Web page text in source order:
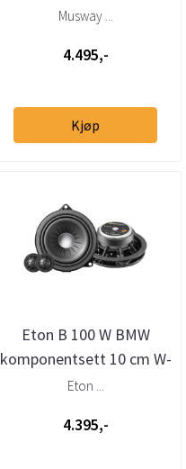
BMW/Mini (par)
Musway ...
4.495,-
Kjøp
Eton B 100 W BMW
komponentsett 10 cm W-
kurv
Eton ...
4.395,-